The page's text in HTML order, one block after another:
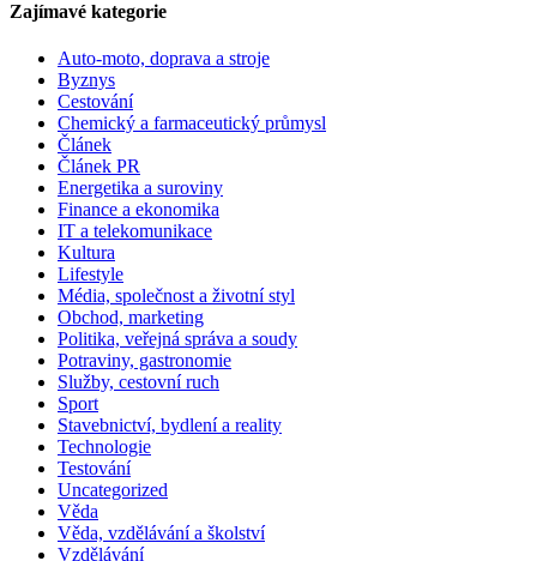
Zajímavé kategorie
Auto-moto, doprava a stroje
Byznys
Cestování
Chemický a farmaceutický průmysl
Článek
Článek PR
Energetika a suroviny
Finance a ekonomika
IT a telekomunikace
Kultura
Lifestyle
Média, společnost a životní styl
Obchod, marketing
Politika, veřejná správa a soudy
Potraviny, gastronomie
Služby, cestovní ruch
Sport
Stavebnictví, bydlení a reality
Technologie
Testování
Uncategorized
Věda
Věda, vzdělávání a školství
Vzdělávání